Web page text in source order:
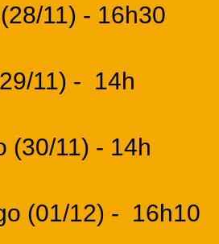
11) - 16h30
11) - 14h
(30/11) - 14h
(01/12) - 16h10